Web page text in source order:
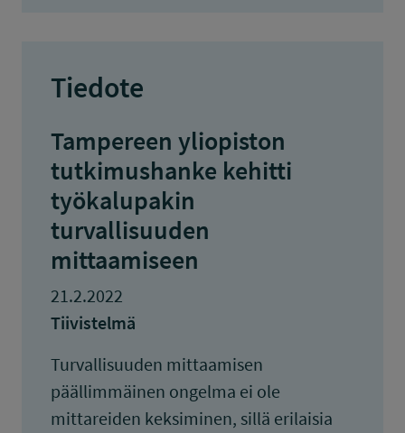
Tiedote
Tampereen yliopiston
tutkimushanke kehitti
työkalupakin
turvallisuuden
mittaamiseen
21.2.2022
Tiivistelmä
Turvallisuuden mittaamisen
päällimmäinen ongelma ei ole
mittareiden keksiminen, sillä erilaisia